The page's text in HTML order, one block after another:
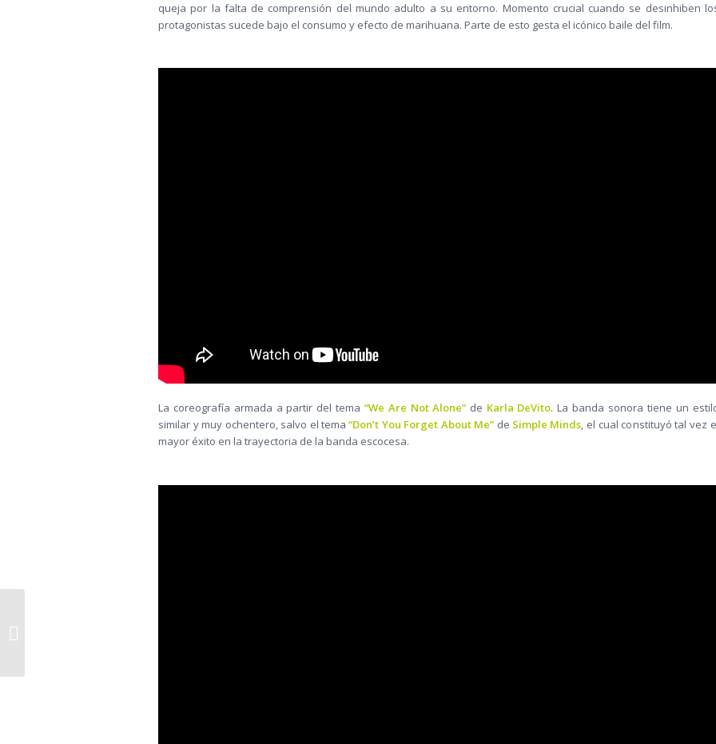
queja por la falta de comprensión del mundo adulto a su entorno. Momento crucial cuando se desinhiben
protagonistas sucede bajo el consumo y efecto de marihuana. Parte de esto gesta el icónico baile del film.
La coreografía armada a partir del tema “We Are Not Alone” de Karla DeVito. La banda sonora tiene un
similar y muy ochentero, salvo el tema “Don’t You Forget About Me” de Simple Minds, el cual constituyó tal vez
mayor éxito en la trayectoria de la banda escocesa.